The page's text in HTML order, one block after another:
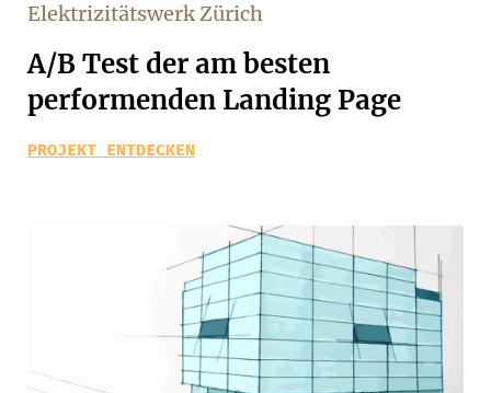
Elektrizitätswerk Zürich
A/B Test der am besten
performenden Landing Page
PROJEKT ENTDECKEN